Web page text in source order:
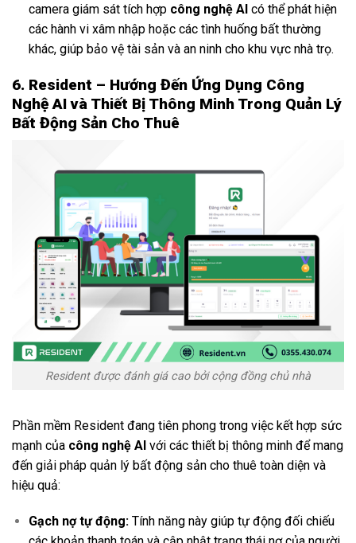
camera giám sát tích hợp công nghệ AIcó thể phát hiện
các hành vi xâm nhập hoặc các tình huống bất thường
khác, giúp bảo vệ tài sản và an ninh cho khu vực nhà trọ.
6. Resident – Hướng Đến Ứng Dụng Công
Nghệ AI và Thiết Bị Thông Minh Trong Quản Lý
Bất Động Sản Cho Thuê
Resident được đánh giá cao bởi cộng đồng chủ nhà
Phần mềm Resident đang tiên phong trong việc kết hợp sức
mạnh của công nghệ AI với các thiết bị thông minh để mang
đến giải pháp quản lý bất động sản cho thuê toàn diện và
hiệu quả:
Gạch nợ tự động:Tính năng này giúp tự động đối chiếu